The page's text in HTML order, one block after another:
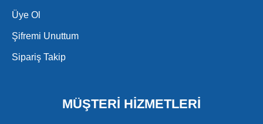
Üye Ol
Şifremi Unuttum
Sipariş Takip
MÜŞTERİ HİZMETLERİ